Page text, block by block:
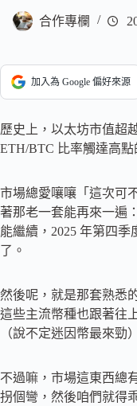
合作專欄
加入為 Google 偏好來源
歷史上，以太坊市值超
ETH/BTC 比率觸達高點
市場總愛嚷嚷「這次可
著那老一套能再來一遍
能繼續，2025 年第四
了。
然後呢，就是那套熟悉
這些主流幣種也跟著往
（說不定迷因幣最來勁
不過嘛，市場這東西總
拐個彎，然後咱們就得